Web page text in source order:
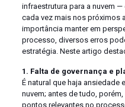
infraestrutura para a nuvem
cada vez mais nos próximos
importância manter em
processo, diversos erros
estratégia. Neste artigo
1. Falta de governança e
É natural que haja ansiedade
nuvem; antes de tudo,
pontos relevantes no